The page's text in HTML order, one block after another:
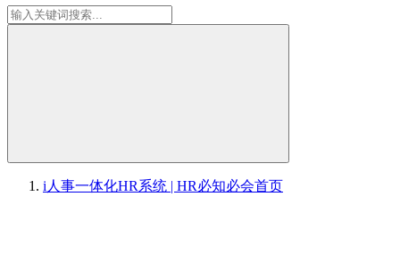
i人事一体化HR系统 | HR必知必会首页